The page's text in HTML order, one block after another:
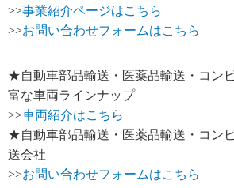
>>事業紹介ページはこちら
>>お問い合わせフォームはこちら
★自動車部品輸送・医薬品輸送・コン
富な車両ラインナップ
>>車両紹介はこちら
★自動車部品輸送・医薬品輸送・コン
送会社
>>お問い合わせフォームはこちら